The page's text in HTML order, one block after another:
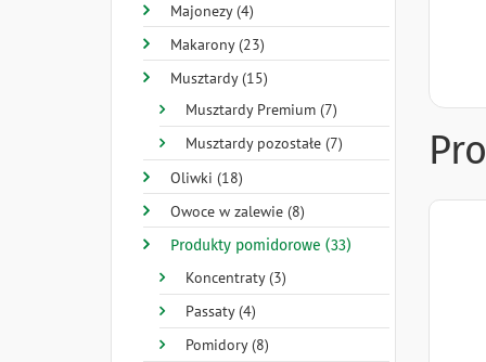
Majonezy (4)
Makarony (23)
Musztardy (15)
Musztardy Premium (7)
Musztardy pozostałe (7)
Oliwki (18)
Owoce w zalewie (8)
Produkty pomidorowe (33)
Koncentraty (3)
Passaty (4)
Pomidory (8)